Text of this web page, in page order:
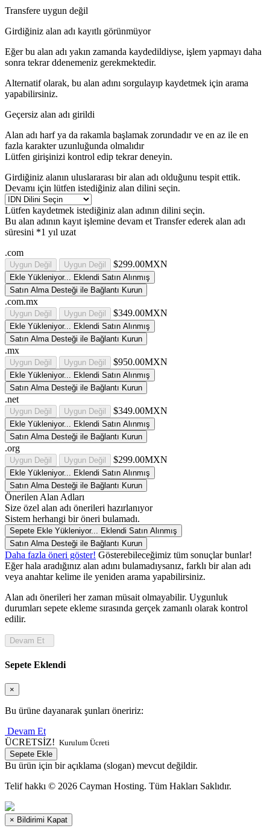
Transfere uygun değil
Girdiğiniz alan adı kayıtlı görünmüyor
Eğer bu alan adı yakın zamanda kaydedildiyse, işlem yapmayı daha
sonra tekrar ddenemeniz gerekmektedir.
Alternatif olarak, bu alan adını sorgulayıp kaydetmek için arama
yapabilirsiniz.
Geçersiz alan adı girildi
Alan adı harf ya da rakamla başlamak zorundadırve en az ile en
fazla karakter uzunluğunda olmalıdır
Lütfen girişinizi kontrol edip tekrar deneyin.
Girdiğiniz alanın uluslararası bir alan adı olduğunu tespit ettik.
Devamı için lütfen istediğiniz alan dilini seçin.
Lütfen kaydetmek istediğiniz alan adının dilini seçin.
Bu alan adının kayıt işlemine devam et Transfer ederek alan adı
süresini *1 yıl uzat
.com
Uygun Değil Uygun Değil $299.00MXN
Ekle Yükleniyor... Eklendi Satın Alınmış
Satın Alma Desteği ile Bağlantı Kurun
.com.mx
Uygun Değil Uygun Değil $349.00MXN
Ekle Yükleniyor... Eklendi Satın Alınmış
Satın Alma Desteği ile Bağlantı Kurun
.mx
Uygun Değil Uygun Değil $950.00MXN
Ekle Yükleniyor... Eklendi Satın Alınmış
Satın Alma Desteği ile Bağlantı Kurun
.net
Uygun Değil Uygun Değil $349.00MXN
Ekle Yükleniyor... Eklendi Satın Alınmış
Satın Alma Desteği ile Bağlantı Kurun
.org
Uygun Değil Uygun Değil $299.00MXN
Ekle Yükleniyor... Eklendi Satın Alınmış
Satın Alma Desteği ile Bağlantı Kurun
Önerilen Alan Adları
Size özel alan adı önerileri hazırlanıyor
Sistem herhangi bir öneri bulamadı.
Sepete Ekle Yükleniyor... Eklendi Satın Alınmış
Satın Alma Desteği ile Bağlantı Kurun
Daha fazla öneri göster! Gösterebileceğimiz tüm sonuçlar bunlar!
Eğer hala aradığınız alan adını bulamadıysanız, farklı bir alan adı
veya anahtar kelime ile yeniden arama yapabilirsiniz.
Alan adı önerileri her zaman müsait olmayabilir. Uygunluk
durumları sepete ekleme sırasında gerçek zamanlı olarak kontrol
edilir.
Sepete Eklendi
×
Bu ürüne dayanarak şunları öneririz:
Devam Et
ÜCRETSİZ! Kurulum Ücreti
Sepete Ekle
Bu ürün için bir açıklama (slogan) mevcut değildir.
Telif hakkı © 2026 Cayman Hosting. Tüm Hakları Saklıdır.
× Bildirimi Kapat